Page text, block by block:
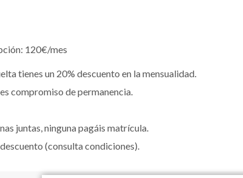
120€/mes
tienes un 20% descuento en la mensualidad.
compromiso de permanencia.
juntas, ninguna pagáis matrícula.
(consulta condiciones).